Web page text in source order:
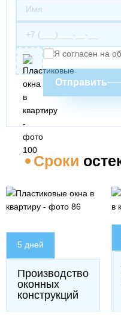
Я согласен на
Отправить
Сроки
5 дней
Производство
оконных
конструкций